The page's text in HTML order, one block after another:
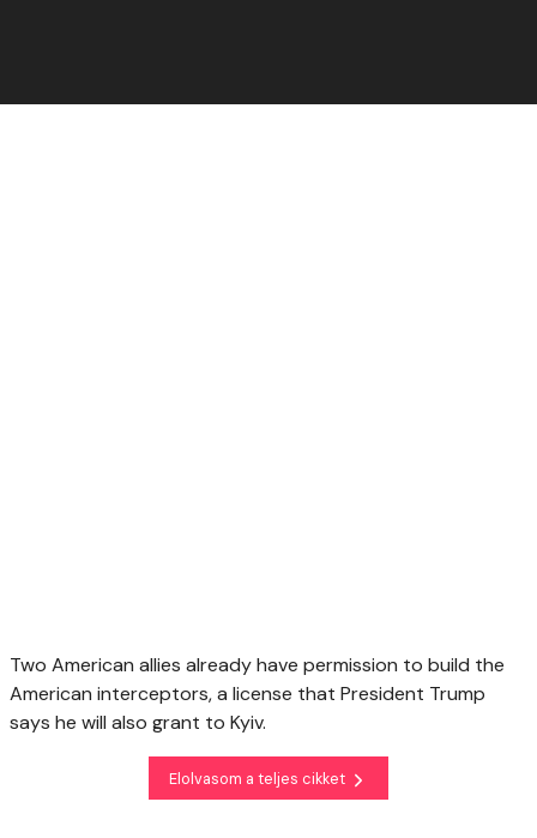
Two American allies already have permission to build the
American interceptors, a license that President Trump
says he will also grant to Kyiv.
Elolvasom a teljes cikket